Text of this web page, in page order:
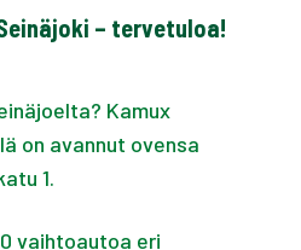
– tervetuloa!
Kamux
on avannut ovensa
1.
vaihtoautoa eri